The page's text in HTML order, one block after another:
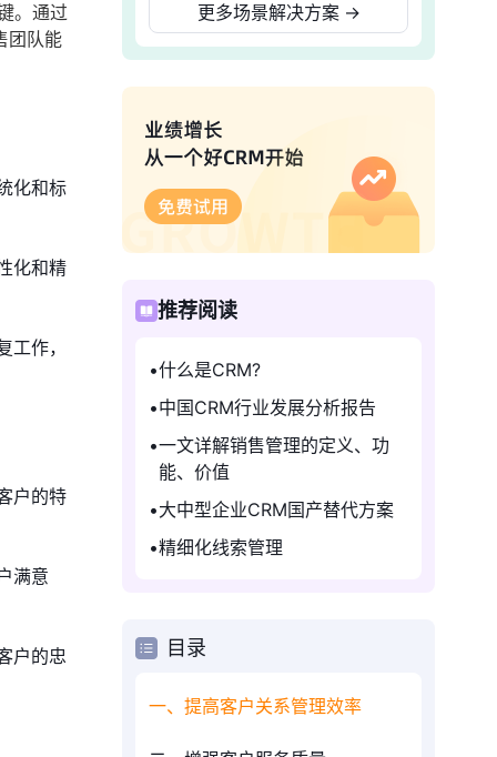
。通过
团队能
化和标
化和精
作，
户的特
满意
户的忠
更多场景解决方案 →
推荐阅读
什么是CRM?
中国CRM行业发展分析报告
一文详解销售管理的定义、功
能、价值
大中型企业CRM国产替代方案
精细化线索管理
目录
一、提高客户关系管理效率